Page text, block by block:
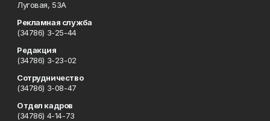
Луговая, 53А
Рекламная служба
(34786) 3-25-44
Редакция
(34786) 3-23-02
Сотрудничество
(34786) 3-08-47
Отдел кадров
(34786) 4-14-73